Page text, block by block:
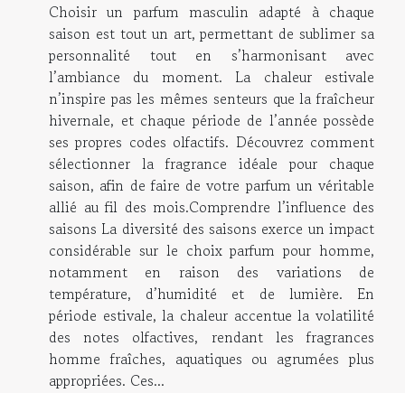
Choisir un parfum masculin adapté à chaque
saison est tout un art, permettant de sublimer sa
personnalité tout en s’harmonisant avec
l’ambiance du moment. La chaleur estivale
n’inspire pas les mêmes senteurs que la fraîcheur
hivernale, et chaque période de l’année possède
ses propres codes olfactifs. Découvrez comment
sélectionner la fragrance idéale pour chaque
saison, afin de faire de votre parfum un véritable
allié au fil des mois.Comprendre l’influence des
saisons La diversité des saisons exerce un impact
considérable sur le choix parfum pour homme,
notamment en raison des variations de
température, d’humidité et de lumière. En
période estivale, la chaleur accentue la volatilité
des notes olfactives, rendant les fragrances
homme fraîches, aquatiques ou agrumées plus
appropriées. Ces...